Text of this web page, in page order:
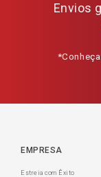
Envios
EMPRESA
Estreia com Êxito